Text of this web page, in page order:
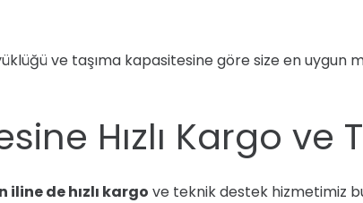
ve taşıma kapasitesine göre size en uygun
Hızlı Kargo ve
iline de hızlı kargo ve teknik destek hizmetimiz